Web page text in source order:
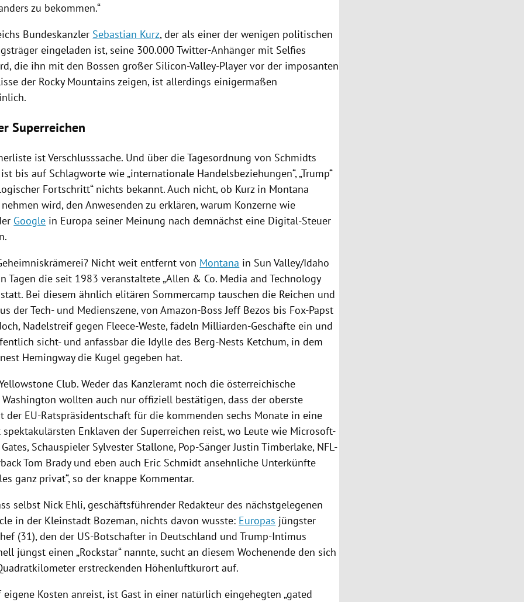
zu bekommen.“
Bundeskanzler Sebastian Kurz, der als einer der wenigen politischen
eingeladen ist, seine 300.000 Twitter-Anhänger mit Selfies
die ihn mit den Bossen großer Silicon-Valley-Player vor der imposanten
der Rocky Mountains zeigen, ist allerdings einigermaßen
Superreichen
ist Verschlusssache. Und über die Tagesordnung von Schmidts
bis auf Schlagworte wie „internationale Handelsbeziehungen“, „Trump“
Fortschritt“ nichts bekannt. Auch nicht, ob Kurz in Montana
wird, den Anwesenden zu erklären, warum Konzerne wie
Google in Europa seiner Meinung nach demnächst eine Digital-Steuer
Nicht weit entfernt von Montana in Sun Valley/Idaho
Tagen die seit 1983 veranstaltete „Allen & Co. Media and Technology
statt. Bei diesem ähnlich elitären Sommercamp tauschen die Reichen und
der Tech- und Medienszene, von Amazon-BossJeff Bezos bis Fox-Papst
, Nadelstreif gegen Fleece-Weste, fädeln Milliarden-Geschäfte ein und
sicht- und anfassbar die Idylle des Berg-Nests Ketchum, in dem
Hemingwaydie Kugel gegeben hat.
Club. Weder das Kanzleramt noch die österreichische
Washington wollten auch nur offiziell bestätigen, dass der oberste
der EU-Ratspräsidentschaft für die kommenden sechs Monate in eine
Enklaven der Superreichen reist, wo Leute wie Microsoft-
Schauspieler Sylvester Stallone, Pop-SängerJustin Timberlake, NFL-
Tom Bradyund eben auch Eric Schmidt ansehnliche Unterkünfte
ganz privat“, so der knappe Kommentar.
selbst Nick Ehli, geschäftsführender Redakteur des nächstgelegenen
in der Kleinstadt Bozeman, nichts davon wusste: Europas jüngster
(31), den der US-Botschafter in Deutschland und Trump-Intimus
jüngst einen „Rockstar“ nannte, sucht an diesem Wochenende den sich
erstreckenden Höhenluftkurort auf.
eigene Kosten anreist, ist Gast in einer natürlich eingehegten „gated